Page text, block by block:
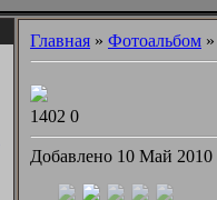
Главная » Фотоальбом
1402 0
Добавлено 10 Май 2010